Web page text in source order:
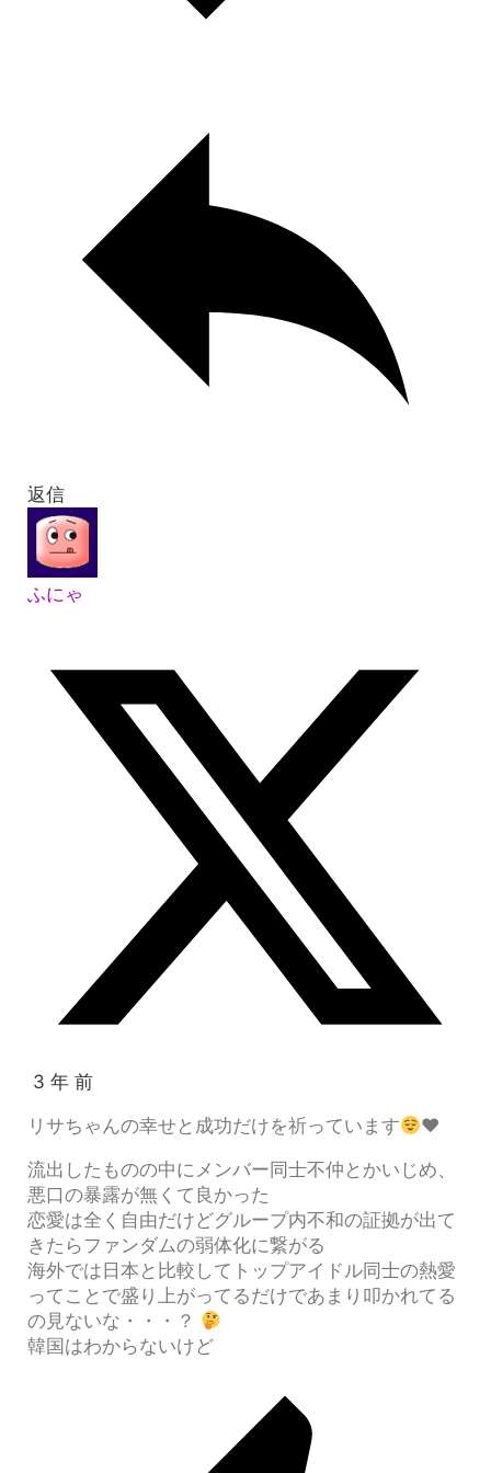
返信
ふにゃ
3 年 前
リサちゃんの幸せと成功だけを祈っています
♥️
流出したものの中にメンバー同士不仲とかいじめ、
悪口の暴露が無くて良かった
恋愛は全く自由だけどグループ内不和の証拠が出て
きたらファンダムの弱体化に繋がる
海外では日本と比較してトップアイドル同士の熱愛
ってことで盛り上がってるだけであまり叩かれてる
の見ないな・・・？
韓国はわからないけど